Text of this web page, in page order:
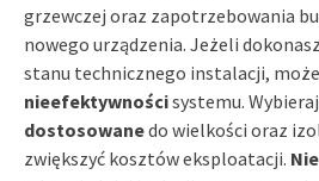
grzewczej oraz zapotrzebowania
nowego urządzenia. Jeżeli dokonasz
stanu technicznego instalacji,
nieefektywnościsystemu.
dostosowanedo wielkości oraz
zwiększyć kosztów eksploatacji.